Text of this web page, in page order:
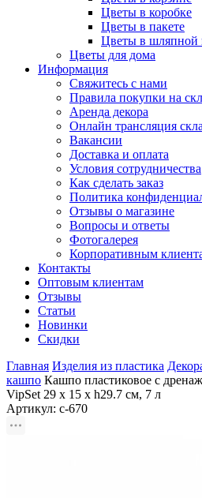
Цветы в коробке
Цветы в пакете
Цветы в шляпной
Цветы для дома
Информация
Свяжитесь с нами
Правила покупки на
Аренда декора
Онлайн трансляция
Вакансии
Доставка и оплата
Условия сотрудничества
Как сделать заказ
Политика
Отзывы о магазине
Вопросы и ответы
Фотогалерея
Корпоративным
Контакты
Оптовым клиентам
Отзывы
Статьи
Новинки
Скидки
Главная Изделия из пластика
кашпо Кашпо пластиковое с
VipSet 29 х 15 х h29.7 см, 7 л
Артикул: с-670